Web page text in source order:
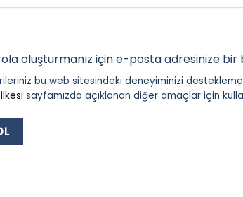
oluşturmanız için e-posta adresinize bir
bu web sitesindeki deneyiminizi
sayfamızda açıklanan diğer amaçlar için